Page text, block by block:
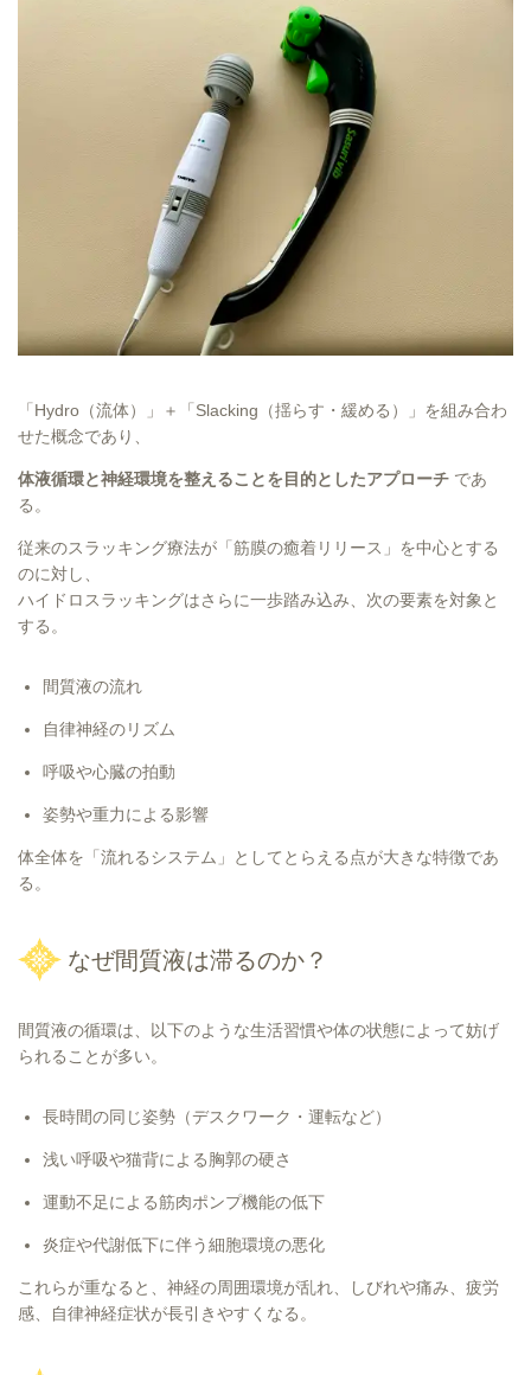
「Hydro（流体）」＋「Slacking（揺らす・緩める）」を組み合わ
せた概念であり、
体液循環と神経環境を整えることを目的としたアプローチ であ
る。
従来のスラッキング療法が「筋膜の癒着リリース」を中心とする
のに対し、
ハイドロスラッキングはさらに一歩踏み込み、次の要素を対象と
する。
間質液の流れ
自律神経のリズム
呼吸や心臓の拍動
姿勢や重力による影響
体全体を「流れるシステム」としてとらえる点が大きな特徴であ
る。
なぜ間質液は滞るのか？
間質液の循環は、以下のような生活習慣や体の状態によって妨げ
られることが多い。
長時間の同じ姿勢（デスクワーク・運転など）
浅い呼吸や猫背による胸郭の硬さ
運動不足による筋肉ポンプ機能の低下
炎症や代謝低下に伴う細胞環境の悪化
これらが重なると、神経の周囲環境が乱れ、しびれや痛み、疲労
感、自律神経症状が長引きやすくなる。